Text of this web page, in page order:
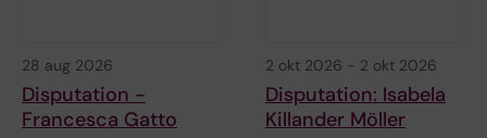
28 aug 2026
Disputation -
Francesca Gatto
2 okt 2026 - 2 okt 2026
Disputation: Isabela
Killander Möller